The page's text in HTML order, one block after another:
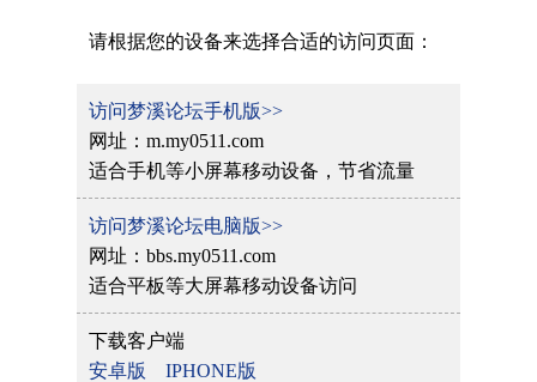
请根据您的设备来选择合适的访问页面：
访问梦溪论坛手机版>>
网址：m.my0511.com
适合手机等小屏幕移动设备，节省流量
访问梦溪论坛电脑版>>
网址：bbs.my0511.com
适合平板等大屏幕移动设备访问
下载客户端
安卓版
IPHONE版